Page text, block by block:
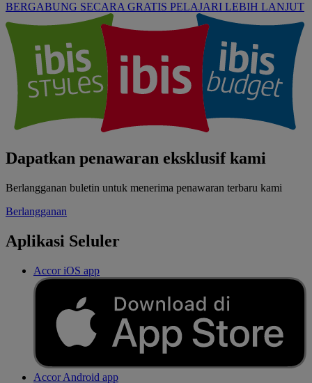
BERGABUNG SECARA GRATIS PELAJARI LEBIH LANJUT
Dapatkan penawaran eksklusif kami
Berlangganan buletin untuk menerima penawaran terbaru kami
Berlangganan
Aplikasi Seluler
Accor iOS app
Accor Android app